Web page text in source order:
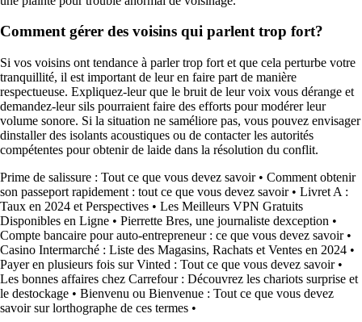
Comment gérer des voisins qui parlent trop fort?
Si vos voisins ont tendance à parler trop fort et que cela perturbe votre
tranquillité, il est important de leur en faire part de manière
respectueuse. Expliquez-leur que le bruit de leur voix vous dérange et
demandez-leur sils pourraient faire des efforts pour modérer leur
volume sonore. Si la situation ne saméliore pas, vous pouvez envisager
dinstaller des isolants acoustiques ou de contacter les autorités
compétentes pour obtenir de laide dans la résolution du conflit.
Prime de salissure : Tout ce que vous devez savoir• Comment obtenir
son passeport rapidement : tout ce que vous devez savoir• Livret A :
Taux en 2024 et Perspectives • Les Meilleurs VPN Gratuits
Disponibles en Ligne • Pierrette Bres, une journaliste dexception •
Compte bancaire pour auto-entrepreneur : ce que vous devez savoir•
Casino Intermarché : Liste des Magasins, Rachats et Ventes en 2024 •
Payer en plusieurs fois sur Vinted : Tout ce que vous devez savoir•
Les bonnes affaires chez Carrefour : Découvrez les chariots surprise et
le destockage • Bienvenu ou Bienvenue : Tout ce que vous devez
savoir sur lorthographe de ces termes •